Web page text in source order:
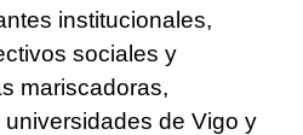
institucionales,
sociales y
mariscadoras,
de Vigo y